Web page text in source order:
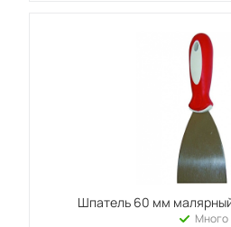
Шпатель 60 мм
Много